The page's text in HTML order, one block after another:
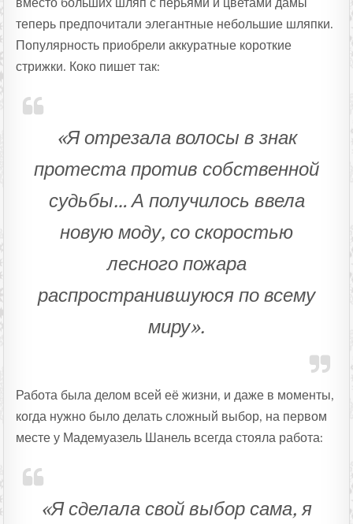
вместо больших шляп с перьями и цветами дамы
теперь предпочитали элегантные небольшие шляпки.
Популярность приобрели аккуратные короткие
стрижки. Коко пишет так:
«Я отрезала волосы в знак
протеста против собственной
судьбы… А получилось ввела
новую моду, со скоростью
лесного пожара
распространившуюся по всему
миру».
Работа была делом всей её жизни, и даже в моменты,
когда нужно было делать сложный выбор, на первом
месте у Мадемуазель Шанель всегда стояла работа:
«Я сделала свой выбор сама, я